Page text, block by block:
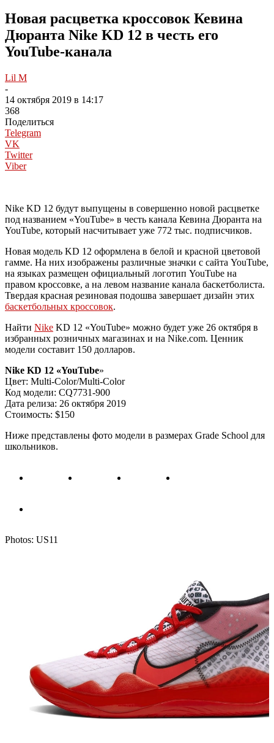
Новая расцветка кроссовок Кевина
Дюранта Nike KD 12 в честь его
YouTube-канала
Lil M
-
14 октября 2019 в 14:17
368
Поделиться
Telegram
VK
Twitter
Viber
Nike KD 12 будут выпущены в совершенно новой расцветке
под названием «YouTube» в честь канала Кевина Дюранта на
YouTube, который насчитывает уже 772 тыс. подписчиков.
Новая модель KD 12 оформлена в белой и красной цветовой
гамме. На них изображены различные значки с сайта YouTube,
на языках размещен официальный логотип YouTube на
правом кроссовке, а на левом название канала баскетболиста.
Твердая красная резиновая подошва завершает дизайн этих
баскетбольных кроссовок.
Найти Nike KD 12 «YouTube» можно будет уже 26 октября в
избранных розничных магазинах и на Nike.com. Ценник
модели составит 150 долларов.
Nike KD 12 «YouTube»
Цвет: Multi-Color/Multi-Color
Код модели: CQ7731-900
Дата релиза: 26 октября 2019
Стоимость: $150
Ниже представлены фото модели в размерах Grade School для
школьников.
Photos: US11